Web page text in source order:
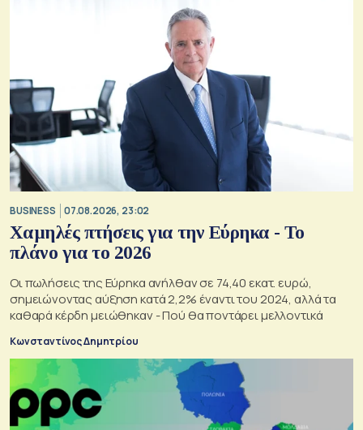
BUSINESS 07.08.2026, 23:02
Χαμηλές πτήσεις για την Εύρηκα - Το
πλάνο για το 2026
Οι πωλήσεις της Εύρηκα ανήλθαν σε 74,40 εκατ. ευρώ,
σημειώνοντας αύξηση κατά 2,2% έναντι του 2024, αλλά τα
καθαρά κέρδη μειώθηκαν - Πού θα ποντάρει μελλοντικά
Κωνσταντίνος Δημητρίου